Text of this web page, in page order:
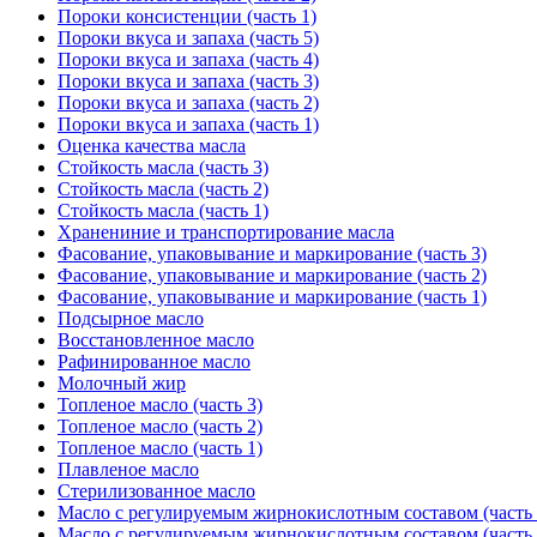
Пороки консистенции (часть 1)
Пороки вкуса и запаха (часть 5)
Пороки вкуса и запаха (часть 4)
Пороки вкуса и запаха (часть 3)
Пороки вкуса и запаха (часть 2)
Пороки вкуса и запаха (часть 1)
Оценка качества масла
Стойкость масла (часть 3)
Стойкость масла (часть 2)
Стойкость масла (часть 1)
Хранениние и транспортирование масла
Фасование, упаковывание и маркирование (часть 3)
Фасование, упаковывание и маркирование (часть 2)
Фасование, упаковывание и маркирование (часть 1)
Подсырное масло
Восстановленное масло
Рафинированное масло
Молочный жир
Топленое масло (часть 3)
Топленое масло (часть 2)
Топленое масло (часть 1)
Плавленое масло
Стерилизованное масло
Масло с регулируемым жирнокислотным составом (часть